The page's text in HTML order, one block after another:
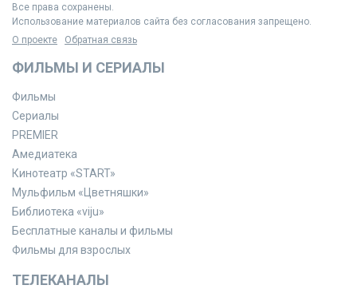
Все права сохранены.
Использование материалов сайта без согласования запрещено.
О проекте
Обратная связь
ФИЛЬМЫ И СЕРИАЛЫ
Фильмы
Сериалы
PREMIER
Амедиатека
Кинотеатр «START»
Мульфильм «Цветняшки»
Библиотека «viju»
Бесплатные каналы и фильмы
Фильмы для взрослых
ТЕЛЕКАНАЛЫ